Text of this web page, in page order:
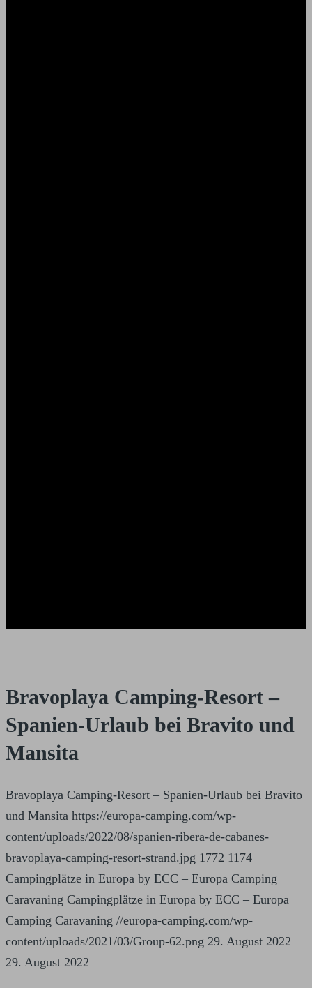
Bravoplaya Camping-Resort –
Spanien-Urlaub bei Bravito und
Mansita
Bravoplaya Camping-Resort – Spanien-Urlaub bei Bravito
und Mansita https://europa-camping.com/wp-
content/uploads/2022/08/spanien-ribera-de-cabanes-
bravoplaya-camping-resort-strand.jpg 1772 1174
Campingplätze in Europa by ECC – Europa Camping
Caravaning Campingplätze in Europa by ECC – Europa
Camping Caravaning //europa-camping.com/wp-
content/uploads/2021/03/Group-62.png 29. August 2022
29. August 2022